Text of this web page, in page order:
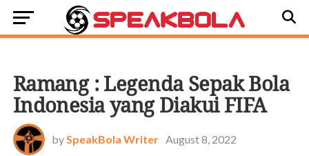
Ramang : Legenda Sepak Bola
Indonesia yang Diakui FIFA
bySpeakBola Writer August 8, 2022